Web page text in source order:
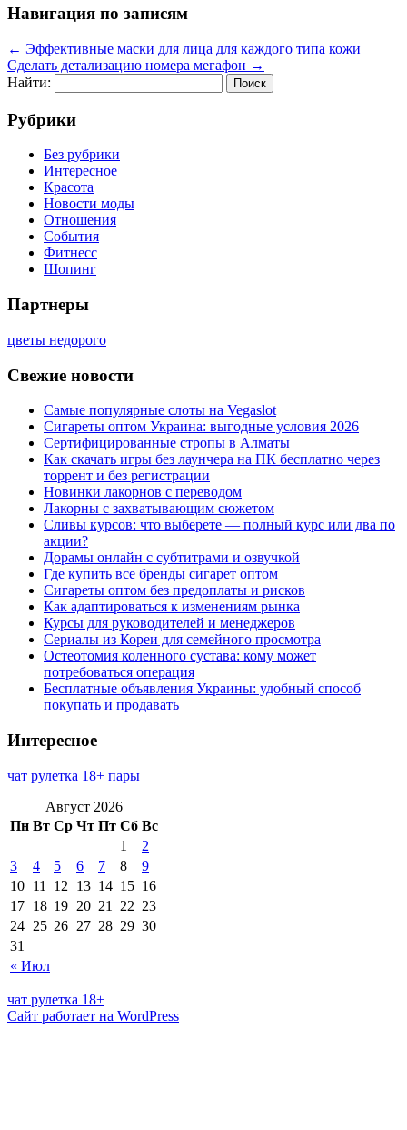
Навигация по записям
← Эффективные маски для лица для каждого типа кожи
Сделать детализацию номера мегафон →
Найти:
Рубрики
Без рубрики
Интересное
Красота
Новости моды
Отношения
События
Фитнесс
Шопинг
Партнеры
цветы недорого
Свежие новости
Самые популярные слоты на Vegaslot
Сигареты оптом Украина: выгодные условия 2026
Сертифицированные стропы в Алматы
Как скачать игры без лаунчера на ПК бесплатно через
торрент и без регистрации
Новинки лакорнов с переводом
Лакорны с захватывающим сюжетом
Сливы курсов: что выберете — полный курс или два по
акции?
Дорамы онлайн с субтитрами и озвучкой
Где купить все бренды сигарет оптом
Сигареты оптом без предоплаты и рисков
Как адаптироваться к изменениям рынка
Курсы для руководителей и менеджеров
Сериалы из Кореи для семейного просмотра
Остеотомия коленного сустава: кому может
потребоваться операция
Бесплатные объявления Украины: удобный способ
покупать и продавать
Интересное
чат рулетка 18+ пары
Август 2026
Пн Вт Ср Чт Пт Сб Вс
« Июл
1
2
3
4 5 6 7 8
9
10 11 12 13 14 15 16
17 18 19 20 21 22 23
24 25 26 27 28 29 30
31
чат рулетка 18+
Сайт работает на WordPress